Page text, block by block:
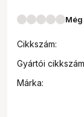
Cikkszám:
Gyártói
Márka: